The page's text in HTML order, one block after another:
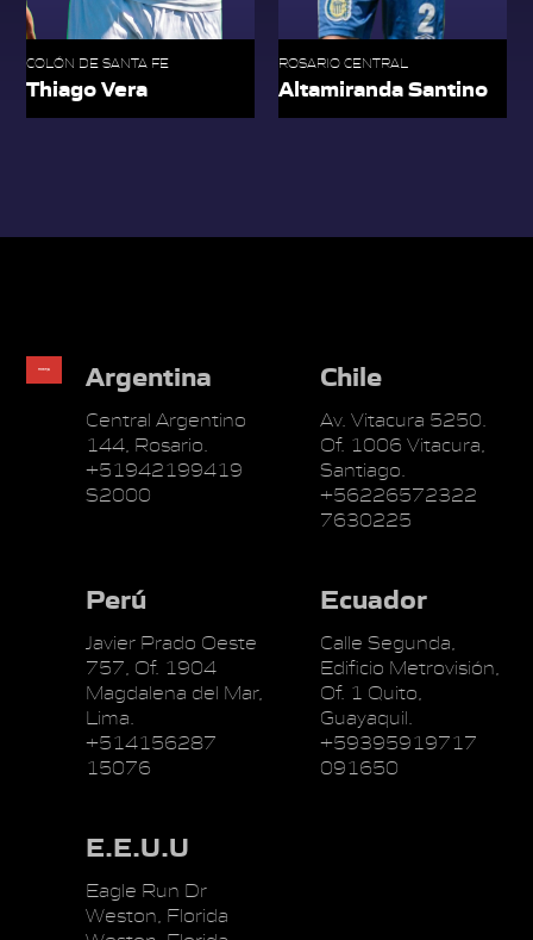
COLÓN DE SANTA FE
Thiago Vera
ROSARIO CENTRAL
Altamiranda Santino
Argentina
Central Argentino
144, Rosario.
+51942199419
S2000
Chile
Av. Vitacura 5250.
Of. 1006 Vitacura,
Santiago.
+56226572322
7630225
Perú
Javier Prado Oeste
757, Of. 1904
Magdalena del Mar,
Lima.
+514156287
15076
Ecuador
Calle Segunda,
Edificio Metrovisión,
Of. 1 Quito,
Guayaquil.
+59395919717
091650
E.E.U.U
Eagle Run Dr
Weston, Florida